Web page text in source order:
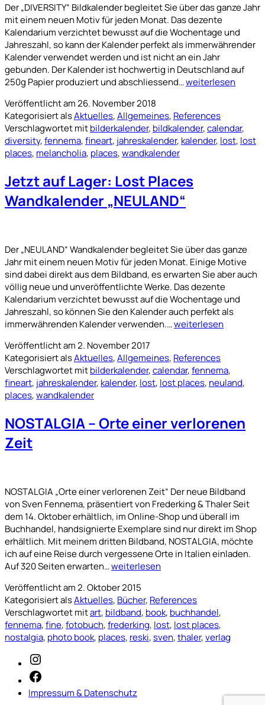
Der „DIVERSITY“ Bildkalender begleitet Sie über das ganze Jahr
mit einem neuen Motiv für jeden Monat. Das dezente
Kalendarium verzichtet bewusst auf die Wochentage und
Jahreszahl, so kann der Kalender perfekt als immerwährender
Kalender verwendet werden und ist nicht an ein Jahr
gebunden. Der Kalender ist hochwertig in Deutschland auf
250g Papier produziert und abschliessend…Bildkalender
Lager
/
sofort
weiterlesen
Veröffentlicht am26. November 2018
Kategorisiert alsAktuelles,Allgemeines, References
Verschlagwortet mitbilderkalender, bildkalender,calendar,
diversity,fennema,fineart, jahreskalender, kalender, lost, lost
places, melancholia, places,wandkalender
Jetzt auf Lager: Lost Places
Wandkalender „NEULAND“
Der „NEULAND“ Wandkalender begleitet Sie über das ganze
Jahr mit einem neuen Motiv für jeden Monat. Einige Motive
sind dabei direkt aus dem Bildband, es erwarten Sie aber auch
völlig neue und unveröffentlichte Werke. Das dezente
Kalendarium verzichtet bewusst auf die Wochentage und
Jahreszahl, so können Sie den Kalender auch perfekt als
immerwährenden Kalender verwenden.…Jetzt
Lost
Places
Wandkalender
weiterlesen
Veröffentlicht am2. November 2017
Kategorisiert alsAktuelles,Allgemeines, References
Verschlagwortet mitbilderkalender,calendar,fennema,
fineart, jahreskalender, kalender, lost, lost places, neuland,
places,wandkalender
NOSTALGIA – Orte einer verlorenen
Zeit
NOSTALGIA „Orte einer verlorenen Zeit“ Der neue Bildband
von Sven Fennema, präsentiert von Frederking & Thaler Seit
dem 14. Oktober erhältlich, im Online-Shop und überall im
Buchhandel, handsignierte Exemplare sind nur direkt im Shop
erhältlich. Mit meinem dritten Bildband, NOSTALGIA, möchte
ich auf eine Reise durch vergessene Orte in Italien einladen.
Auf 320 Seiten erwarten…NOSTALGIA
Orte
einer
verlorenen
Zeit
weiterlesen
Veröffentlicht am2. Oktober 2015
Kategorisiert alsAktuelles, Bücher, References
Verschlagwortet mitart, bildband, book, buchhandel,
fennema,fine,fotobuch,frederking, lost, lost places,
nostalgia, photo book, places, reski,sven,thaler,verlag
Impressum & Datenschutz